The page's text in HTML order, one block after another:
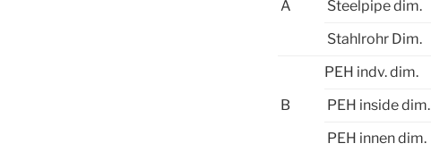
A
Steelpipe dim.
Stahlrohr Dim.
B
PEH indv. dim.
PEH inside dim.
PEH innen dim.